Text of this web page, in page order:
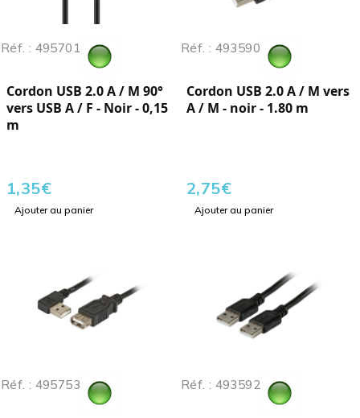
Réf. : 495701
Cordon USB 2.0 A / M 90°
vers USB A / F - Noir - 0,15
m
1,35€
Ajouter au panier
Réf. : 493590
Cordon USB 2.0 A / M vers
A / M - noir - 1.80 m
2,75€
Ajouter au panier
Réf. : 495753 Réf. : 493592